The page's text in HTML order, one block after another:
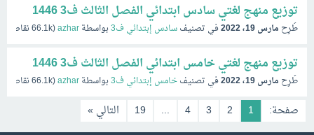
توزيع منهج لغتي سادس ابتدائي الفصل الثالث ف3 1446
طُرِح مارس 19، 2022 في تصنيفسادس إبتدائي ف3 بواسطةazhar
(
66.1kنقاط)
توزيع منهج لغتي خامس ابتدائي الفصل الثالث ف3 1446
طُرِح مارس 19، 2022 في تصنيفخامس إبتدائي ف3 بواسطةazhar
(
66.1kنقاط)
صفحة: 1
2
3
4
...
19 التالي »